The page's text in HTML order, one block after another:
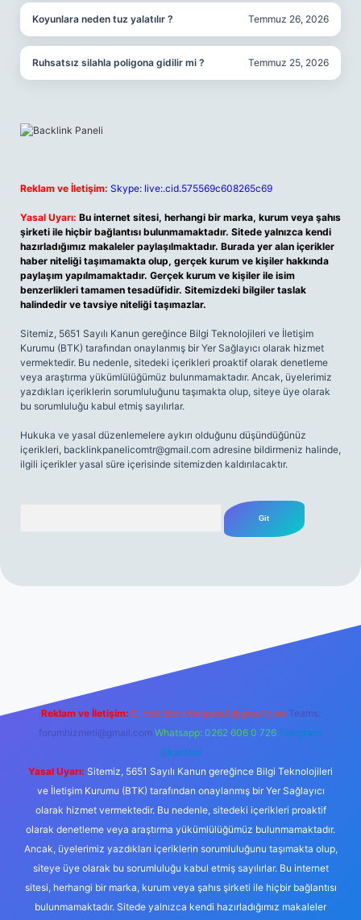
Koyunlara neden tuz yalatılır ? Temmuz 26, 2026
Ruhsatsız silahla poligona gidilir mi ? Temmuz 25, 2026
Reklam ve İletişim: Skype: live:.cid.575569c608265c69
Yasal Uyarı: Bu internet sitesi, herhangi bir marka, kurum veya şahıs
şirketi ile hiçbir bağlantısı bulunmamaktadır. Sitede yalnızca kendi
hazırladığımız makaleler paylaşılmaktadır. Burada yer alan içerikler
haber niteliği taşımamakta olup, gerçek kurum ve kişiler hakkında
paylaşım yapılmamaktadır. Gerçek kurum ve kişiler ile isim
benzerlikleri tamamen tesadüfidir. Sitemizdeki bilgiler taslak
halindedir ve tavsiye niteliği taşımazlar.
Sitemiz, 5651 Sayılı Kanun gereğince Bilgi Teknolojileri ve İletişim
Kurumu (BTK) tarafından onaylanmış bir Yer Sağlayıcı olarak hizmet
vermektedir. Bu nedenle, sitedeki içerikleri proaktif olarak denetleme
veya araştırma yükümlülüğümüz bulunmamaktadır. Ancak, üyelerimiz
yazdıkları içeriklerin sorumluluğunu taşımakta olup, siteye üye olarak
bu sorumluluğu kabul etmiş sayılırlar.
Hukuka ve yasal düzenlemelere aykırı olduğunu düşündüğünüz
içerikleri, backlinkpanelicomtr@gmail.com adresine bildirmeniz halinde,
ilgili içerikler yasal süre içerisinde sitemizden kaldırılacaktır.
Reklam ve İletişim: E-mail: backlinkpaneli@gmail.com Teams:
forumhizmeti@gmail.com Whatsapp: 0262 606 0 726 Telegram:
@karabul
Yasal Uyarı: Sitemiz, 5651 Sayılı Kanun gereğince Bilgi Teknolojileri
ve İletişim Kurumu (BTK) tarafından onaylanmış bir Yer Sağlayıcı
olarak hizmet vermektedir. Bu nedenle, sitedeki içerikleri proaktif
olarak denetleme veya araştırma yükümlülüğümüz bulunmamaktadır.
Ancak, üyelerimiz yazdıkları içeriklerin sorumluluğunu taşımakta olup,
siteye üye olarak bu sorumluluğu kabul etmiş sayılırlar. Bu internet
sitesi, herhangi bir marka, kurum veya şahıs şirketi ile hiçbir bağlantısı
bulunmamaktadır. Sitede yalnızca kendi hazırladığımız makaleler